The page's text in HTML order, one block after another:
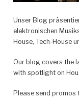
Unser Blog
elektronischen
House, Tech-House
Our blog covers the
with spotlight on
Please send promos